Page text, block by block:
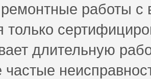
работы с
только
длительную